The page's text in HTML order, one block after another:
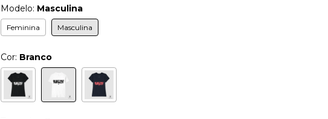
Modelo: Masculina
Feminina Masculina
Cor: Branco